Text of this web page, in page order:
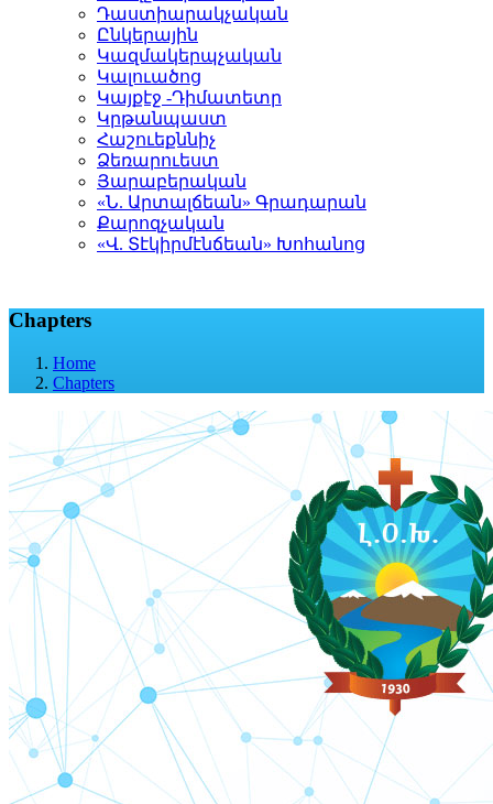
Դաստիարակչական
Ընկերային
Կազմակերպչական
Կալուածոց
Կայքէջ -Դիմատետր
Կրթանպաստ
Հաշուեքննիչ
Ձեռարուեստ
Յարաբերական
«Ն. Արտալճեան» Գրադարան
Քարոզչական
«Վ. Տէկիրմէնճեան» Խոհանոց
Chapters
Home
Chapters